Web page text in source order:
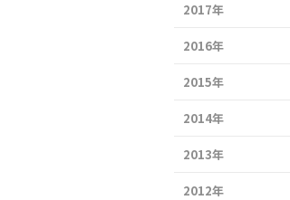
2017年
2016年
2015年
2014年
2013年
2012年